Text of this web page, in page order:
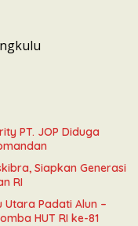
PT. JOP Diduga
Siapkan Generasi
RI
Utara Padati Alun –
HUT RI ke-81